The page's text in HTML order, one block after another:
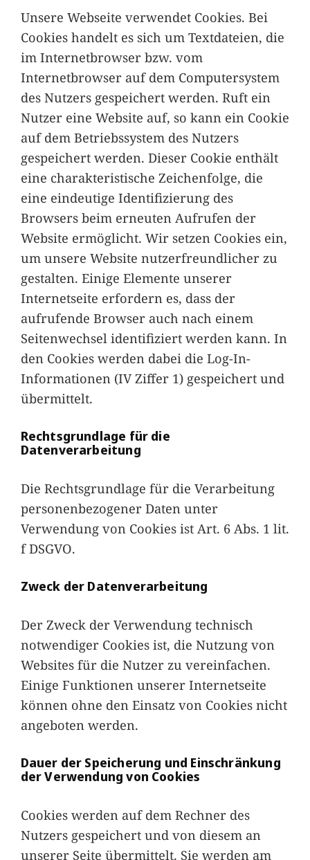
Unsere Webseite verwendet Cookies. Bei
Cookies handelt es sich um Textdateien, die
im Internetbrowser bzw. vom
Internetbrowser auf dem Computersystem
des Nutzers gespeichert werden. Ruft ein
Nutzer eine Website auf, so kann ein Cookie
auf dem Betriebssystem des Nutzers
gespeichert werden. Dieser Cookie enthält
eine charakteristische Zeichenfolge, die
eine eindeutige Identifizierung des
Browsers beim erneuten Aufrufen der
Website ermöglicht. Wir setzen Cookies ein,
um unsere Website nutzerfreundlicher zu
gestalten. Einige Elemente unserer
Internetseite erfordern es, dass der
aufrufende Browser auch nach einem
Seitenwechsel identifiziert werden kann. In
den Cookies werden dabei die Log-In-
Informationen (IV Ziffer 1) gespeichert und
übermittelt.
Rechtsgrundlage für die
Datenverarbeitung
Die Rechtsgrundlage für die Verarbeitung
personenbezogener Daten unter
Verwendung von Cookies ist Art. 6 Abs. 1 lit.
f DSGVO.
Zweck der Datenverarbeitung
Der Zweck der Verwendung technisch
notwendiger Cookies ist, die Nutzung von
Websites für die Nutzer zu vereinfachen.
Einige Funktionen unserer Internetseite
können ohne den Einsatz von Cookies nicht
angeboten werden.
Dauer der Speicherung und Einschränkung
der Verwendung von Cookies
Cookies werden auf dem Rechner des
Nutzers gespeichert und von diesem an
unserer Seite übermittelt. Sie werden am